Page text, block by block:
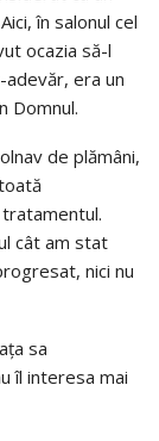
în salonul cel
ocazia să-l
adevăr, era un
Domnul.
de plămâni,
cât am stat
nici nu
sa
îl interesa mai